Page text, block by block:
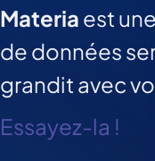
Materia est
de données
grandit avec
Essayez-la !